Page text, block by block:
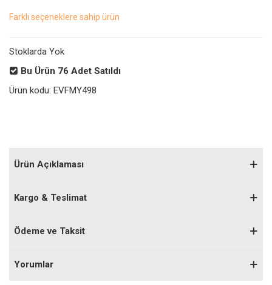
Farklı seçeneklere sahip ürün
Stoklarda Yok
Bu Ürün 76 Adet Satıldı
Ürün kodu: EVFMY498
Ürün Açıklaması
Kargo & Teslimat
Ödeme ve Taksit
Yorumlar